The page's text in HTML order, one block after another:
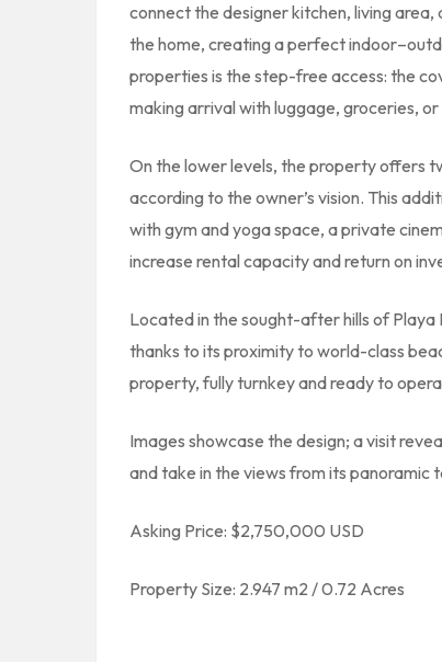
connect the designer kitchen, living
the home, creating a perfect
properties is the step-free access: the
making arrival with luggage, groceries,
On the lower levels, the property offers
according to the owner’s vision. This
with gym and yoga space, a private
increase rental capacity and return on
Located in the sought-after hills of Playa
thanks to its proximity to world-class
property, fully turnkey and ready to
Images showcase the design; a visit
and take in the views from its panoramic
Asking Price: $2,750,000 USD
Property Size: 2.947 m2 / 0.72 Acres